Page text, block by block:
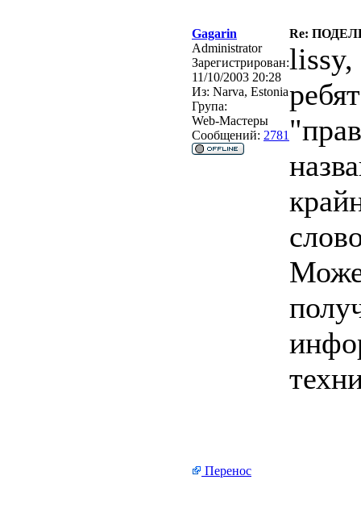
Gagarin
Re:
Administrator
Зарегистрирован:
11/10/2003 20:28
Из: Narva, Estonia
Група:
Web-Мастеры
Сообщений: 2781
lissy,
Перенос